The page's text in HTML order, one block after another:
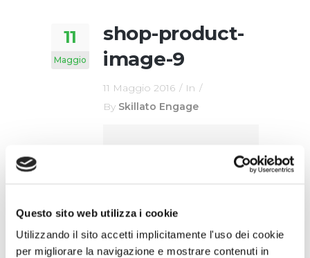
Questo sito web utilizza i cookie
Utilizzando il sito accetti implicitamente l'uso dei cookie
per migliorare la navigazione e mostrare contenuti in
11
Maggio
shop-product-
image-9
11 Maggio 2016
In
By Skillato Engage